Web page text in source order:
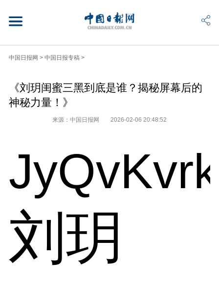
中国日报网 > 中国日报专稿 >
《刘玥闺蜜三黑到底是谁？揭秘屏幕后的
神秘力量！》
来源：中国日报网 2026-02-06 20:48:52
刘玥